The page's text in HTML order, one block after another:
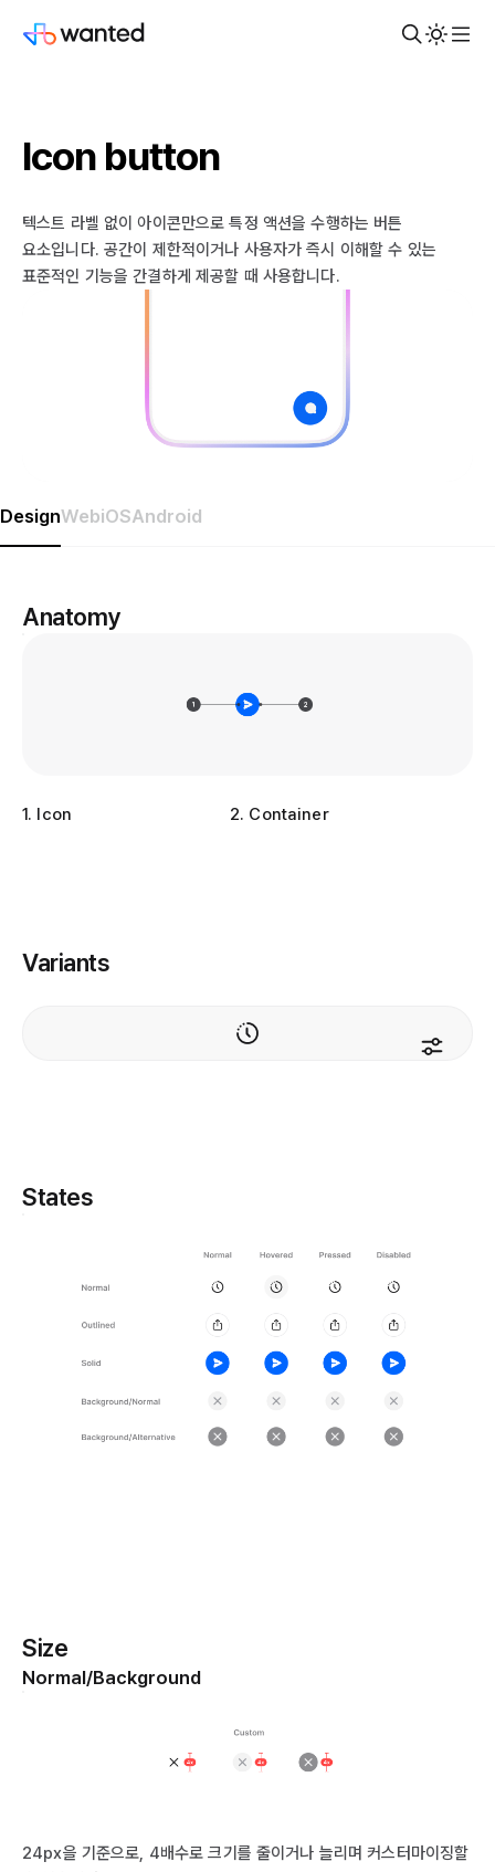
Icon button
텍스트 라벨 없이 아이콘만으로 특정 액션을 수행하는 버튼
요소입니다. 공간이 제한적이거나 사용자가 즉시 이해할 수 있는
표준적인 기능을 간결하게 제공할 때 사용합니다.
DesignWebiOSAndroid
Anatomy
1. Icon 2. Container
Variants
States
Size
Normal/Background
24px을 기준으로, 4배수로 크기를 줄이거나 늘리며 커스터마이징할